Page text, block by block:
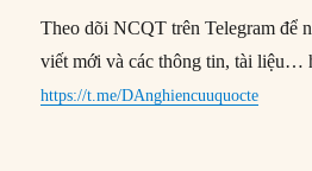
Theo dõi NCQT trên Telegram để
viết mới và các thông tin, tài liệu…
https://t.me/DAnghiencuuquocte